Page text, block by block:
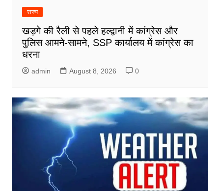
राज्य
खड़गे की रैली से पहले हल्द्वानी में कांग्रेस और
पुलिस आमने-सामने, SSP कार्यालय में कांग्रेस का
धरना
admin August 8, 2026 0